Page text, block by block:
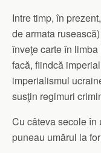
Intre timp, în
de armata
înveţe carte în
facă, fiindcă
imperialismul
susţin regimuri
Cu câteva secole în
puneau umărul la